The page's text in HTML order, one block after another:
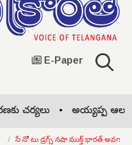
E-Paper
చర్యలు • అయ్యప్ప
సే నో టు డ్రగ్స్ నషా ముక్త్ భారత్